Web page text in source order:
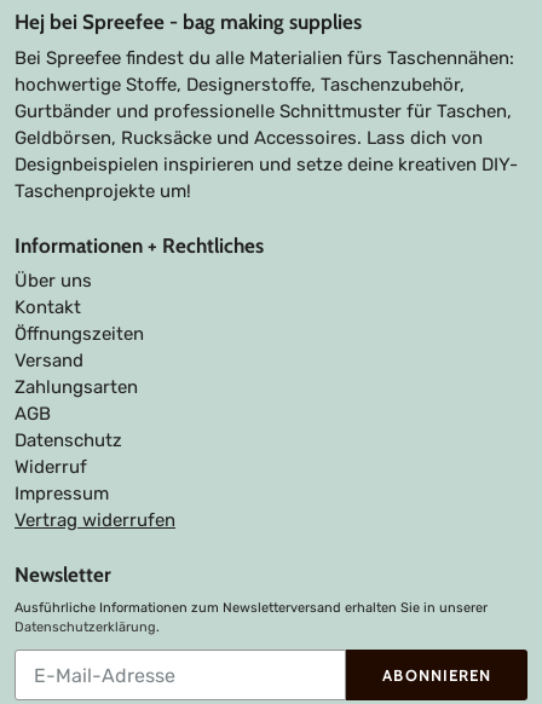
Hej bei Spreefee - bag making supplies
Bei Spreefee findest du alle Materialien fürs Taschennähen:
hochwertige Stoffe, Designerstoffe, Taschenzubehör,
Gurtbänder und professionelle Schnittmuster für Taschen,
Geldbörsen, Rucksäcke und Accessoires. Lass dich von
Designbeispielen inspirieren und setze deine kreativen DIY-
Taschenprojekte um!
Informationen + Rechtliches
Über uns
Kontakt
Öffnungszeiten
Versand
Zahlungsarten
AGB
Datenschutz
Widerruf
Impressum
Vertrag widerrufen
Newsletter
Ausführliche Informationen zum Newsletterversand erhalten Sie in unserer
Datenschutzerklärung.
ABONNIEREN